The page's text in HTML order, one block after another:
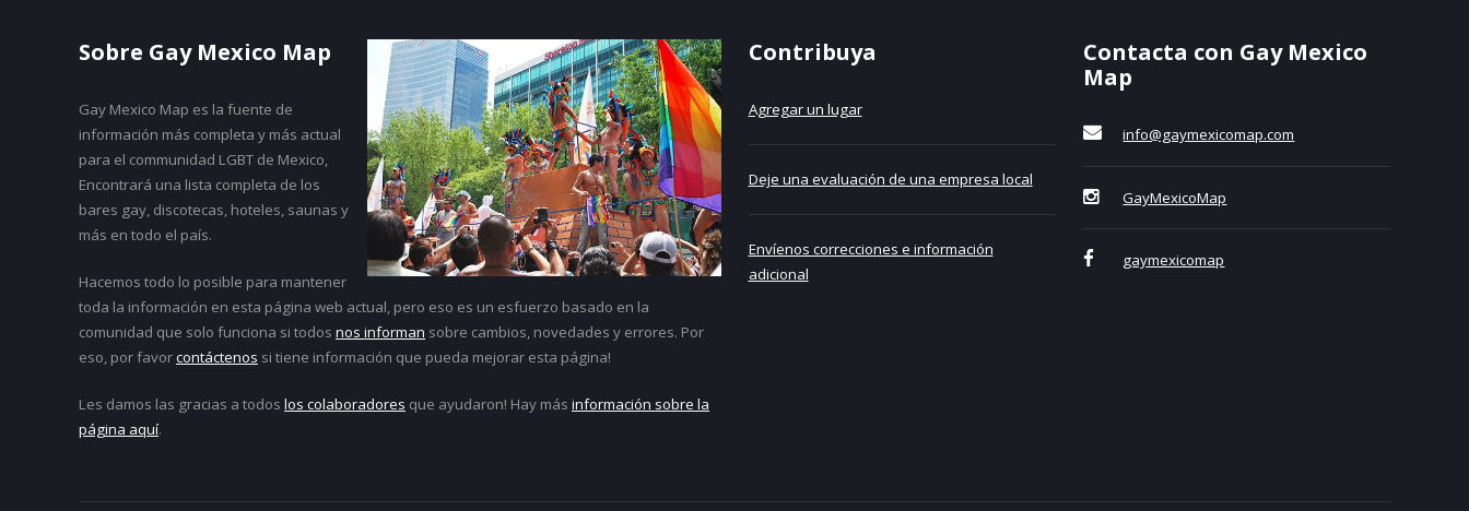
Sobre Gay Mexico Map
Gay Mexico Map es la fuente de
información más completa y más actual
para el communidad LGBT de Mexico,
Encontrará una lista completa de los
bares gay, discotecas, hoteles, saunas y
más en todo el país.
Hacemos todo lo posible para mantener
toda la información en esta página web actual, pero eso es un esfuerzo basado en la
comunidad que solo funciona si todos nos informan sobre cambios, novedades y errores. Por
eso, por favorcontáctenos si tiene información que pueda mejorar esta página!
Les damos las gracias a todos los colaboradores que ayudaron! Hay más información sobre la
página aquí.
Contribuya
Agregar un lugar
Deje una evaluación de una empresa local
Envíenos correcciones e información
adicional
Contacta con Gay Mexico
Map
info@gaymexicomap.com
GayMexicoMap
gaymexicomap